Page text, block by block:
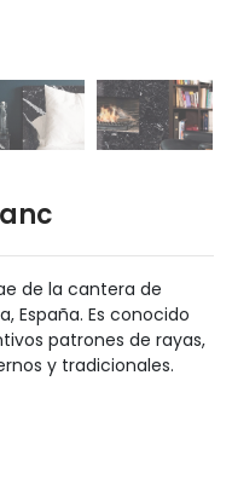
de la cantera de
España. Es conocido
patrones de rayas,
y tradicionales.